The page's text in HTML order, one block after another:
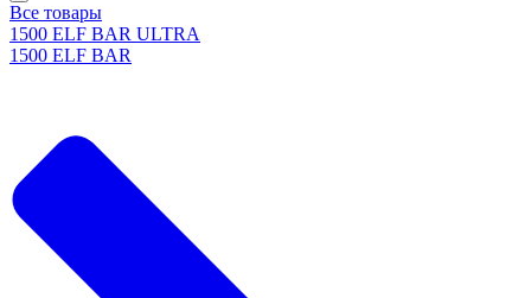
Все товары
1500 ELF BAR ULTRA
1500 ELF BAR